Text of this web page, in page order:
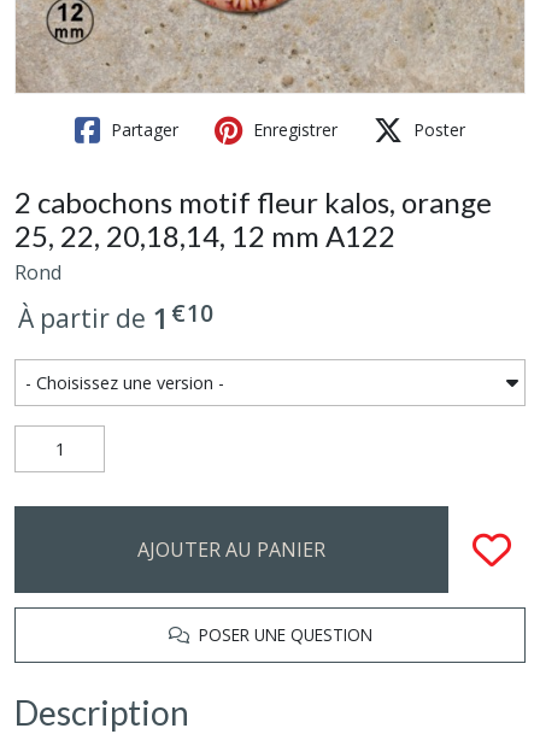
Partager Enregistrer Poster
2 cabochons motif fleur kalos, orange
25, 22, 20,18,14, 12 mm A122
Rond
À partir de 1 €10
AJOUTER AU PANIER
POSER UNE QUESTION
Description